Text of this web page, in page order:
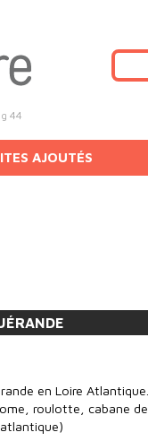
44
AJOUTÉS
en Loire Atlantique.
roulotte, cabane de